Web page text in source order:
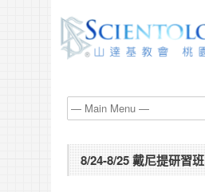
8/24-8/25 戴尼提研習班